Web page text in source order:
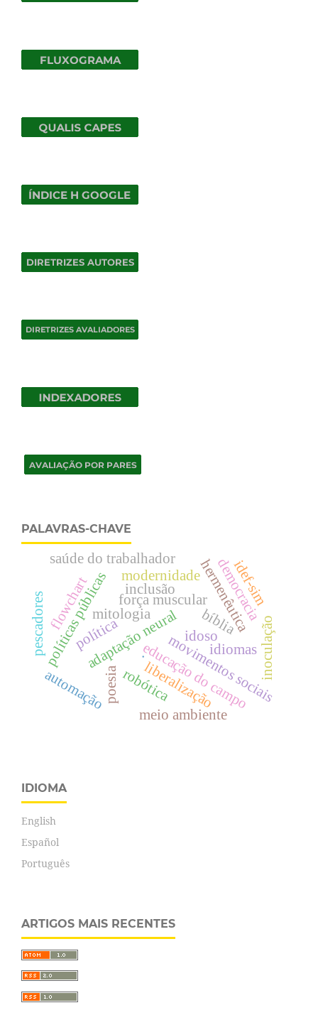
PALAVRAS-CHAVE
idoso
adaptação neural
força muscular
poesia
mitologia bíblia
hermenêutica
educação do campo
movimentos sociais
políticas públicas
política
democracia
inclusão
liberalização
.
meio ambiente
modernidade
pescadores
saúde do trabalhador
inoculação
idef-sim
flowchart
automação robótica
idiomas
IDIOMA
English
Español
Português
ARTIGOS MAIS RECENTES